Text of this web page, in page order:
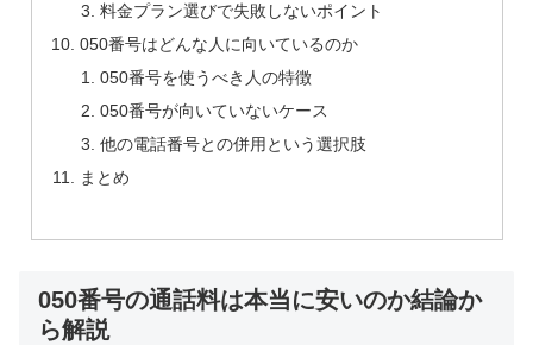
料金プラン選びで失敗しないポイント
050番号はどんな人に向いているのか
050番号を使うべき人の特徴
050番号が向いていないケース
他の電話番号との併用という選択肢
まとめ
050番号の通話料は本当に安いのか結論か
ら解説